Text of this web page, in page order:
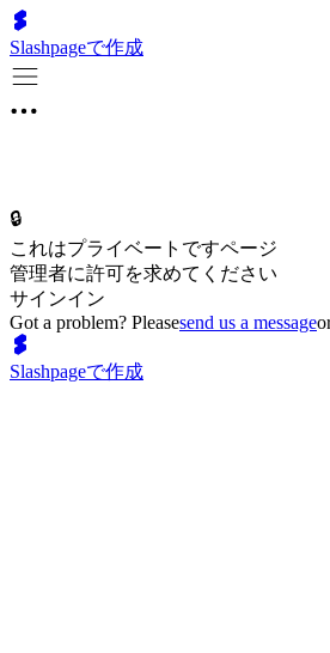
Slashpageで作成
🔒
これはプライベートですページ
管理者に許可を求めてください
サインイン
Got a problem? Pleasesend us a message
Slashpageで作成